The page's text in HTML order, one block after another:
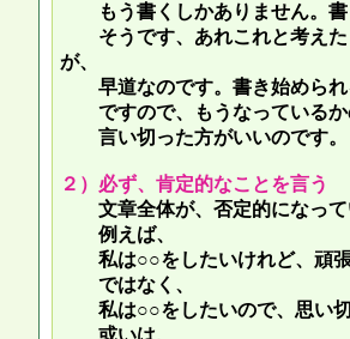
もう書くしかありません。書
そうです、あれこれと考えた
が、
早道なのです。書き始められ
ですので、もうなっているか
言い切った方がいいのです。
２）必ず、肯定的なことを言う
文章全体が、否定的になっ
例えば、
私は○○をしたいけれど、頑張
ではなく、
私は○○をしたいので、思い切
或いは、